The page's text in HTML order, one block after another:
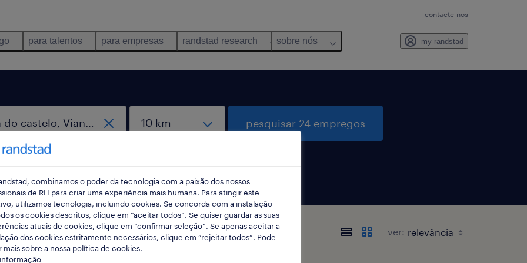
contacte-nos
para talentos para empresas randstad research sobre nós my randstad
pesquisar 24 empregos
do castelo, Viana do Castelo ver:
combinamos o poder da tecnologia com a paixão dos nossos
de RH para criar uma experiência mais humana. Para atingir este
utilizamos tecnologia, incluindo cookies. Se concorda com a instalação
os cookies descritos, clique em “aceitar todos”. Se quiser guardar as suas
atuais de cookies, clique em “confirmar seleção”. Se apenas aceitar a
dos cookies estritamente necessários, clique em “rejeitar todos”. Pode
mais sobre a nossa política de cookies.